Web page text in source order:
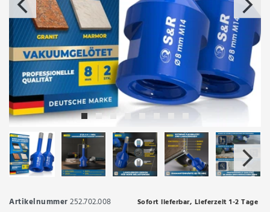
Artikelnummer252.702.008 Sofort lieferbar, Lieferzeit 1-2 Tage